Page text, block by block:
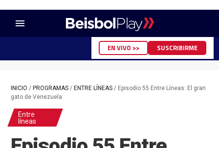
menu
EN VIVO >> SUSCRIBIRME
INICIO / PROGRAMAS/ ENTRE LÍNEAS/ Episodio 55 Entre Líneas: El gran
gato de Venezuela
Entre
líneas